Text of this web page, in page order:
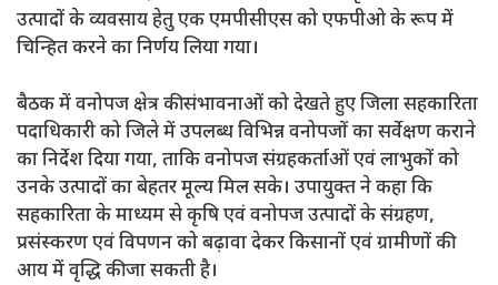
उत्पादों के व्यवसाय हेतु एक एमपीसीएस को एफपीओ के रूप में
चिन्हित करने का निर्णय लिया गया।
बैठक में वनोपज क्षेत्र की संभावनाओं को देखते हुए जिला सहकारिता
पदाधिकारी को जिले में उपलब्ध विभिन्न वनोपजों का सर्वेक्षण कराने
का निर्देश दिया गया, ताकि वनोपज संग्रहकर्ताओं एवं लाभुकों को
उनके उत्पादों का बेहतर मूल्य मिल सके। उपायुक्त ने कहा कि
सहकारिता के माध्यम से कृषि एवं वनोपज उत्पादों के संग्रहण,
प्रसंस्करण एवं विपणन को बढ़ावा देकर किसानों एवं ग्रामीणों की
आय में वृद्धि की जा सकती है।